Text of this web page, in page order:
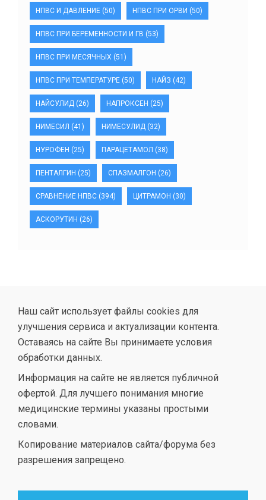
НПВС И ДАВЛЕНИЕ (50) НПВС ПРИ ОРВИ (50)
НПВС ПРИ БЕРЕМЕННОСТИ И ГВ (53)
НПВС ПРИ МЕСЯЧНЫХ (51)
НПВС ПРИ ТЕМПЕРАТУРЕ (50) НАЙЗ (42)
НАЙСУЛИД (26) НАПРОКСЕН (25)
НИМЕСИЛ (41) НИМЕСУЛИД (32)
НУРОФЕН (25) ПАРАЦЕТАМОЛ (38)
ПЕНТАЛГИН (25) СПАЗМАЛГОН (26)
СРАВНЕНИЕ НПВС (394) ЦИТРАМОН (30)
АСКОРУТИН (26)
Наш сайт использует файлы cookies для
улучшения сервиса и актуализации контента.
Оставаясь на сайте Вы принимаете условия
обработки данных.
Информация на сайте не является публичной
офертой. Для лучшего понимания многие
медицинские термины указаны простыми
словами.
Копирование материалов сайта/форума без
разрешения запрещено.